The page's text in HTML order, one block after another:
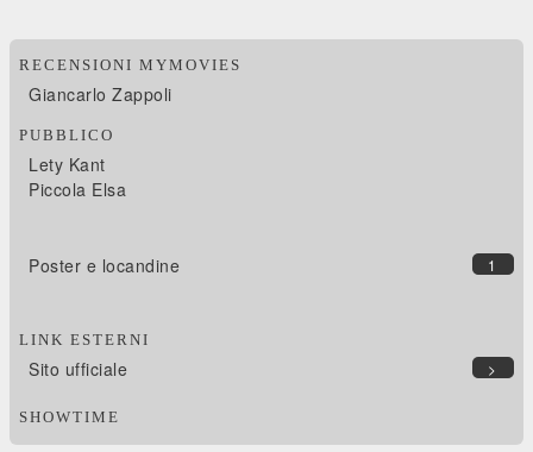
RECENSIONI MYMOVIES
Giancarlo Zappoli
PUBBLICO
Lety Kant
Piccola Elsa
1
Poster e locandine
LINK ESTERNI
>
Sito ufficiale
SHOWTIME